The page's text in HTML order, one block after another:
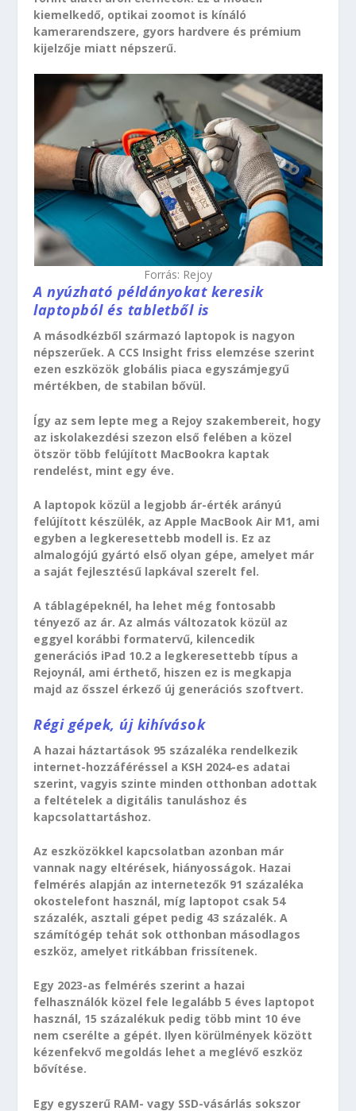
kiemelkedő, optikai zoomot is kínáló
kamerarendszere, gyors hardvere és prémium
kijelzője miatt népszerű.
Forrás: Rejoy
A nyúzható példányokat keresik
laptopból és tabletből is
A másodkézből származó laptopok is nagyon
népszerűek. A CCS Insight friss elemzése szerint
ezen eszközök globális piaca egyszámjegyű
mértékben, de stabilan bővül.
Így az sem lepte meg a Rejoy szakembereit, hogy
az iskolakezdési szezon első felében a közel
ötször több felújított MacBookra kaptak
rendelést, mint egy éve.
A laptopok közül a legjobb ár-érték arányú
felújított készülék, az Apple MacBook Air M1, ami
egyben a legkeresettebb modell is. Ez az
almalogójú gyártó első olyan gépe, amelyet már
a saját fejlesztésű lapkával szerelt fel.
A táblagépeknél, ha lehet még fontosabb
tényező az ár. Az almás változatok közül az
eggyel korábbi formatervű, kilencedik
generációs iPad 10.2 a legkeresettebb típus a
Rejoynál, ami érthető, hiszen ez is megkapja
majd az ősszel érkező új generációs szoftvert.
Régi gépek, új kihívások
A hazai háztartások 95 százaléka rendelkezik
internet-hozzáféréssel a KSH 2024-es adatai
szerint, vagyis szinte minden otthonban adottak
a feltételek a digitális tanuláshoz és
kapcsolattartáshoz.
Az eszközökkel kapcsolatban azonban már
vannak nagy eltérések, hiányosságok. Hazai
felmérés alapján az internetezők 91 százaléka
okostelefont használ, míg laptopot csak 54
százalék, asztali gépet pedig 43 százalék. A
számítógép tehát sok otthonban másodlagos
eszköz, amelyet ritkábban frissítenek.
Egy 2023-as felmérés szerint a hazai
felhasználók közel fele legalább 5 éves laptopot
használ, 15 százalékuk pedig több mint 10 éve
nem cserélte a gépét. Ilyen körülmények között
kézenfekvő megoldás lehet a meglévő eszköz
bővítése.
Egy egyszerű RAM- vagy SSD-vásárlás sokszor